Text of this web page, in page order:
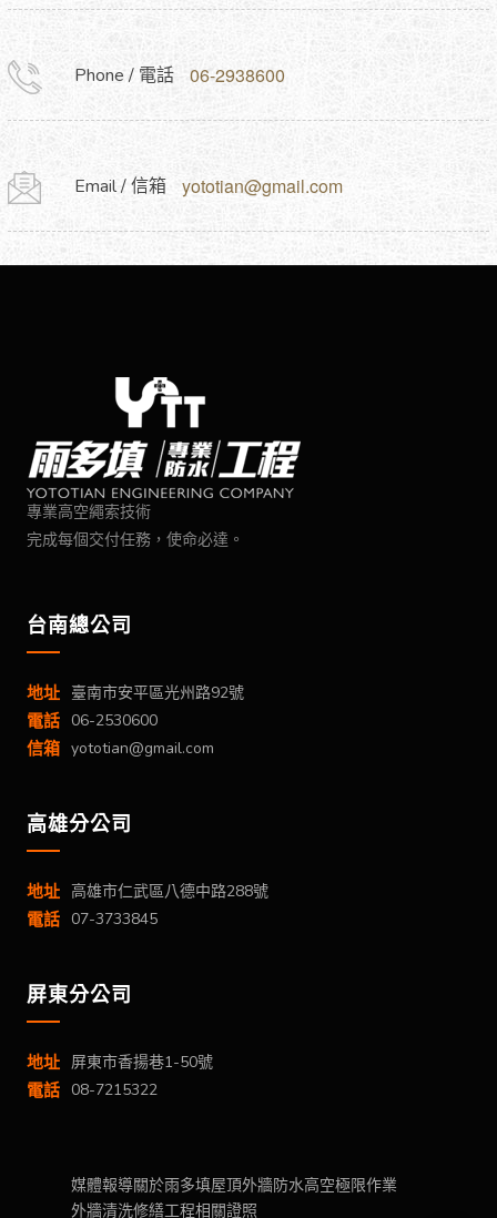
Phone / 電話 06-2938600
Email / 信箱 yototian@gmail.com
專業高空繩索技術
完成每個交付任務，使命必達。
台南總公司
地址 臺南市安平區光州路92號
電話 06-2530600
信箱 yototian@gmail.com
高雄分公司
地址 高雄市仁武區八德中路288號
電話 07-3733845
屏東分公司
地址 屏東市香揚巷1-50號
電話 08-7215322
媒體報導關於雨多填屋頂外牆防水高空極限作業
外牆清洗修繕工程相關證照